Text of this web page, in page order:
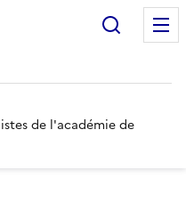
de l'académie de